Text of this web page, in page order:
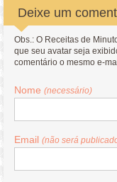
Deixe um
Obs.: O Receitas de
que seu avatar seja
comentário o mesmo e-
Nome(necessário)
Email(não será